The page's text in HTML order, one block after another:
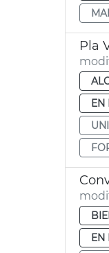
Pla
EN
EN